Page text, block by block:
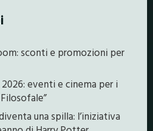
sconti e promozioni per
eventi e cinema per i
una spilla: l’iniziativa